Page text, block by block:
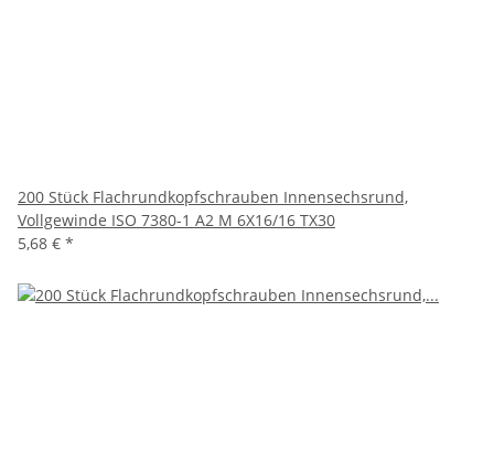
200 Stück Flachrundkopfschrauben Innensechsrund,
Vollgewinde ISO 7380-1 A2 M 6X16/16 TX30
5,68 € *